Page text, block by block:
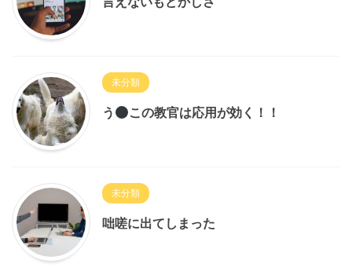
未分類
う この教官は応用が効く！！
未分類
咄嗟に出てしまった